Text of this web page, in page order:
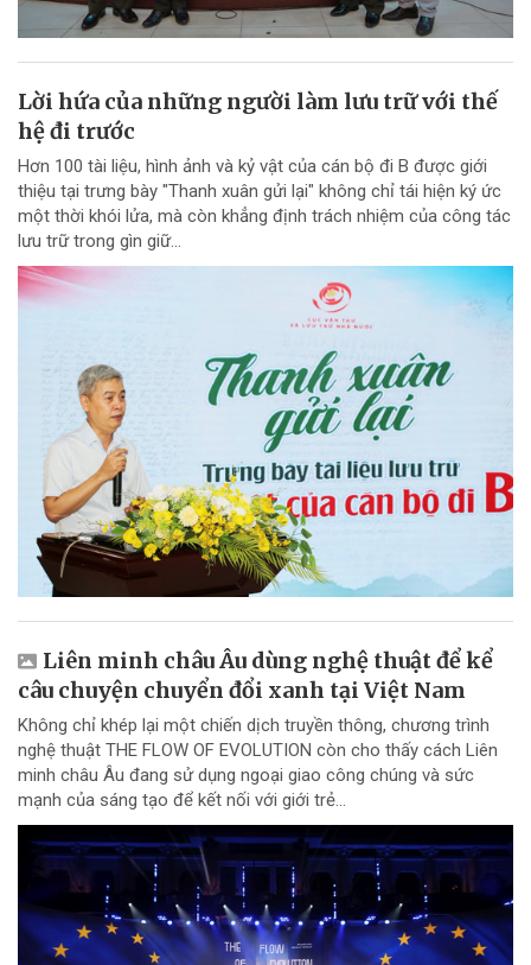
Lời hứa của những người làm lưu trữ với thế
hệ đi trước
Hơn 100 tài liệu, hình ảnh và kỷ vật của cán bộ đi B được giới
thiệu tại trưng bày "Thanh xuân gửi lại" không chỉ tái hiện ký ức
một thời khói lửa, mà còn khẳng định trách nhiệm của công tác
lưu trữ trong gìn giữ...
Liên minh châu Âu dùng nghệ thuật để kể
câu chuyện chuyển đổi xanh tại Việt Nam
Không chỉ khép lại một chiến dịch truyền thông, chương trình
nghệ thuật THE FLOW OF EVOLUTION còn cho thấy cách Liên
minh châu Âu đang sử dụng ngoại giao công chúng và sức
mạnh của sáng tạo để kết nối với giới trẻ...